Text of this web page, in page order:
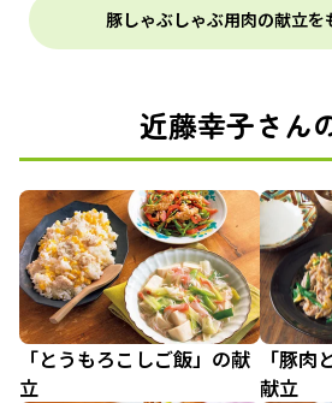
豚しゃぶしゃぶ用肉の献立を
近藤幸子さん
「とうもろこしご飯」の献
立
「豚
献立